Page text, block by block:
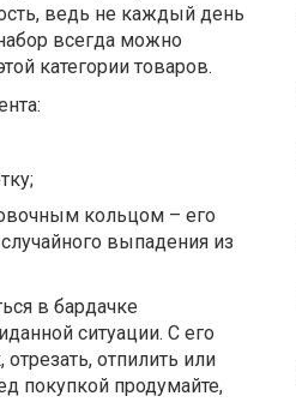
ведь не каждый день
всегда можно
категории товаров.
кольцом – его
выпадения из
в бардачке
ситуации. С его
отпилить или
покупкой продумайте,